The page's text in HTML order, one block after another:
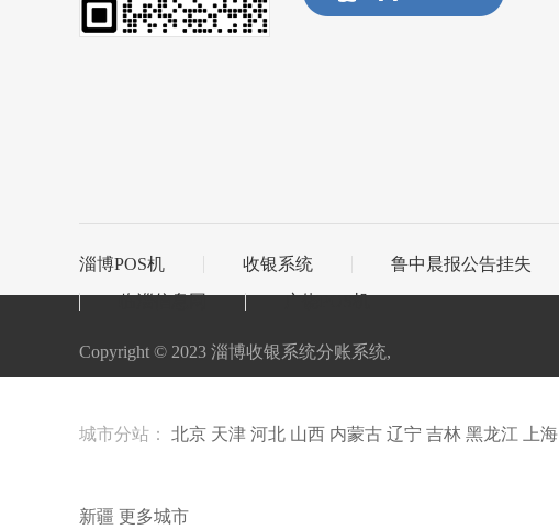
淄博POS机 收银系统 鲁中晨报公告挂失
临淄信息网
广饶POS机
Copyright © 2023 淄博收银系统分账系统,
城市分站： 北京 天津 河北 山西 内蒙古 辽宁 吉林 黑龙江 上海
新疆 更多城市